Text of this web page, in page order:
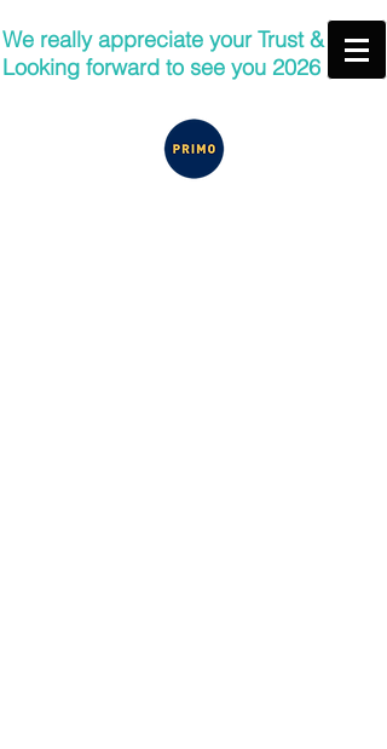
We really appreciate your Trust &
Looking forward to see you 2026